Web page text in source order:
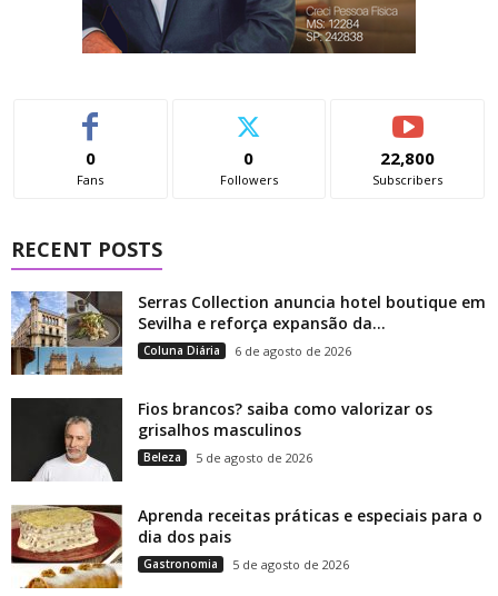
0
Fans
0
Followers
22,800
Subscribers
RECENT POSTS
Serras Collection anuncia hotel boutique em
Sevilha e reforça expansão da...
Coluna Diária 6 de agosto de 2026
Fios brancos? saiba como valorizar os
grisalhos masculinos
Beleza 5 de agosto de 2026
Aprenda receitas práticas e especiais para o
dia dos pais
Gastronomia 5 de agosto de 2026